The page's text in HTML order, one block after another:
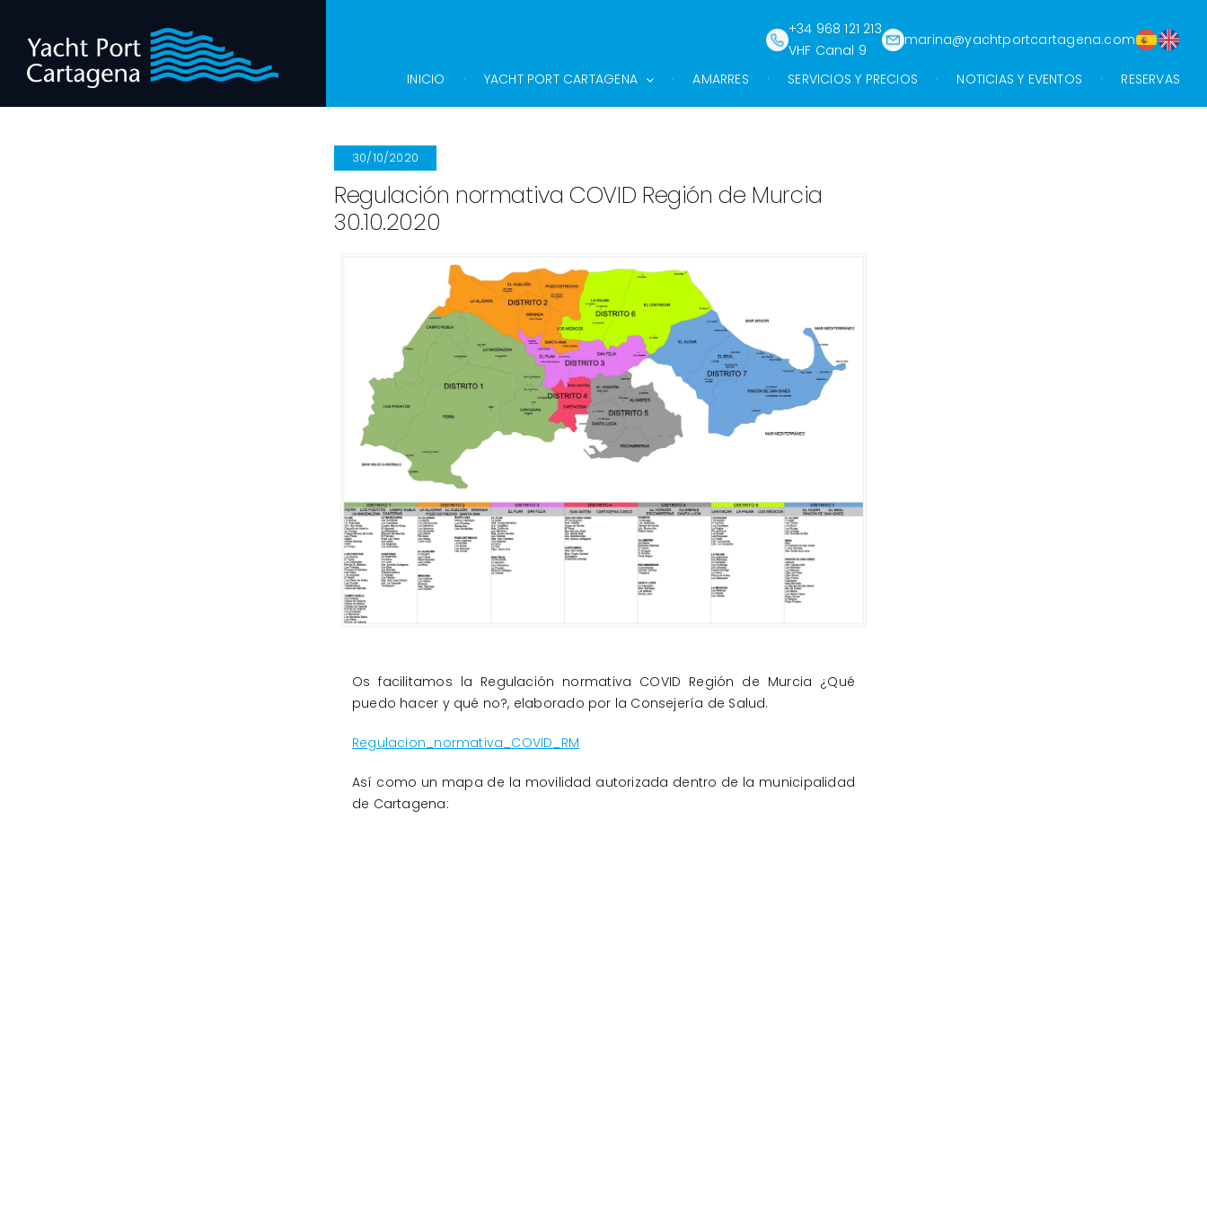
contenido
+34 968 121 213
VHF Canal 9
marina@yachtportcartagena.com
INICIO YACHT PORT CARTAGENA AMARRES SERVICIOS Y PRECIOS NOTICIAS Y EVENTOS RESERVAS
30/10/2020
Regulación normativa COVID Región de Murcia
30.10.2020
Os facilitamos la Regulación normativa COVID Región de Murcia ¿Qué
puedo hacer y qué no?, elaborado por la Consejería de Salud.
Regulacion_normativa_COVID_RM
Así como un mapa de la movilidad autorizada dentro de la municipalidad
de Cartagena: